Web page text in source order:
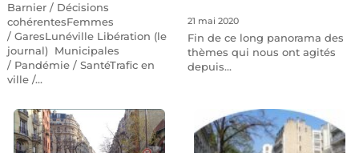
Barnier / Décisions
cohérentesFemmes
/ GaresLunéville Libération (le
journal) Municipales
/ Pandémie / SantéTrafic en
ville /…
21 mai 2020
Fin de ce long panorama des
thèmes qui nous ont agités
depuis…